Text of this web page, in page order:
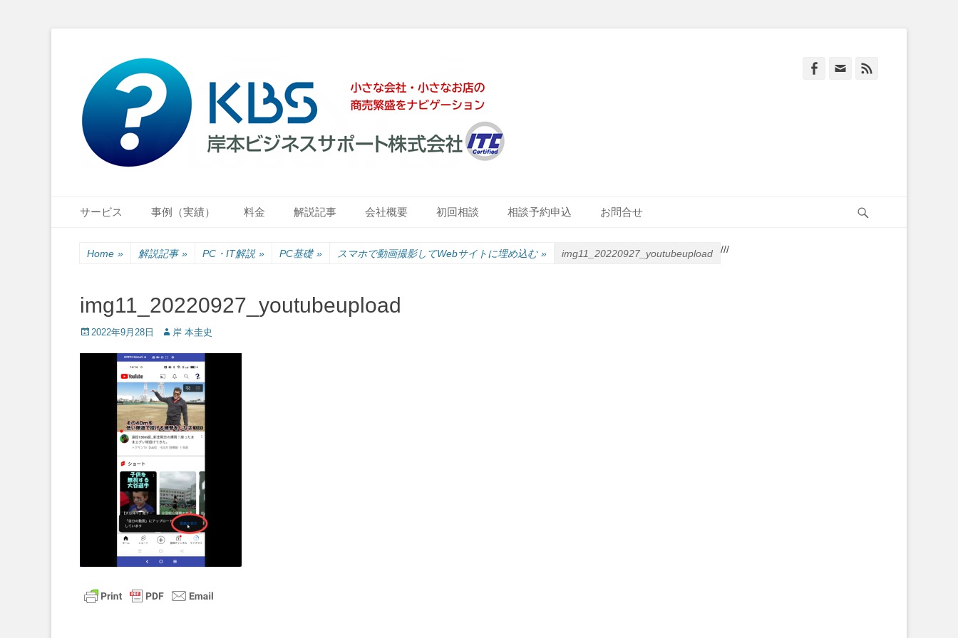
岸本ビジネスサポート株式会社
小さな会社・小さなお店のIT経営をナビゲーション Facebook
Email
Primary Menu
サービス 事例（実績） 料金 解説記事 会社概要 初回相談 相談予約申込 お問合せ
Home » 解説記事 » /
PC・IT解説 » /
PC基礎 » /
スマホで動画撮影してWebサイトに埋め込む » img11_20220927_youtubeupload
img11_20220927_youtubeupload
Posted
2022年9月28日 Author
岸 本圭史